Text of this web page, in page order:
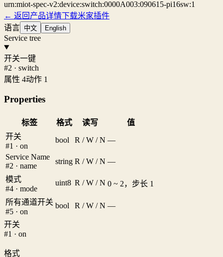
urn:miot-spec-v2:device:switch:0000A003:090615-pi16sw:1
← 返回产品详情下载米家插件
语言 中文 English
Service tree
开关一键
#2 · switch
属性 4动作 1
Properties
标签 格式 读写
值
开关
#1 · on
bool R / W / N —
Service Name
#2 · name
string R / W / N —
模式
#4 · mode
uint8 R / W / N 0 ~ 2，步长 1
所有通道开关
#5 · on
bool R / W / N —
开关
#1 · on
格式